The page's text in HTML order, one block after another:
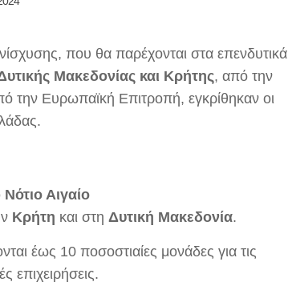
που θα παρέχονται στα επενδυτικά
Μακεδονίας και Κρήτης, από την
Ευρωπαϊκή Επιτροπή, εγκρίθηκαν οι
Νότιο Αιγαίο
Κρήτη και στη Δυτική Μακεδονία.
έως 10 ποσοστιαίες μονάδες για τις
επιχειρήσεις.